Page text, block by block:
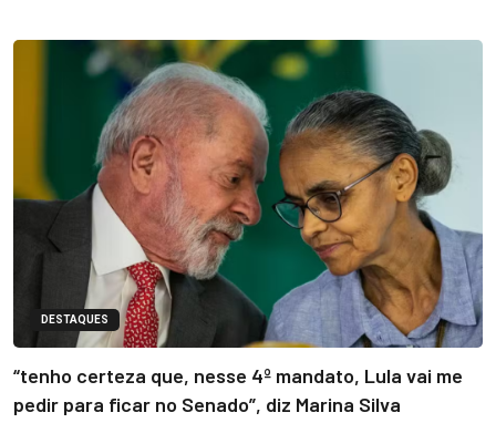
DESTAQUES
“tenho certeza que, nesse 4º mandato, Lula vai me
pedir para ficar no Senado”, diz Marina Silva